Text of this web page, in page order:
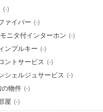
(-)
ァイバー (-)
ニタ付インターホン (-)
ンプルキー (-)
ントサービス (-)
シェルジュサービス (-)
の物件 (-)
屋 (-)